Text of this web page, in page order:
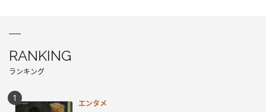
RANKING
ランキング
エンタメ